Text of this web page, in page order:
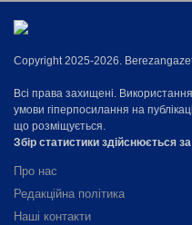
Copyright 2025-2026.
Всі права захищені.
умови гіперпосилання на
що розміщується.
Збір статистики здійснюється
Про нас
Редакційна політика
Наші контакти